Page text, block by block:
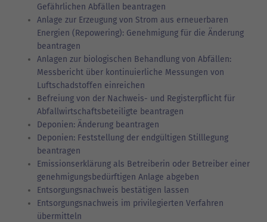
Gefährlichen Abfällen beantragen
Anlage zur Erzeugung von Strom aus erneuerbaren
Energien (Repowering): Genehmigung für die Änderung
beantragen
Anlagen zur biologischen Behandlung von Abfällen:
Messbericht über kontinuierliche Messungen von
Luftschadstoffen einreichen
Befreiung von der Nachweis- und Registerpflicht für
Abfallwirtschaftsbeteiligte beantragen
Deponien: Änderung beantragen
Deponien: Feststellung der endgültigen Stilllegung
beantragen
Emissionserklärung als Betreiberin oder Betreiber einer
genehmigungsbedürftigen Anlage abgeben
Entsorgungsnachweis bestätigen lassen
Entsorgungsnachweis im privilegierten Verfahren
übermitteln